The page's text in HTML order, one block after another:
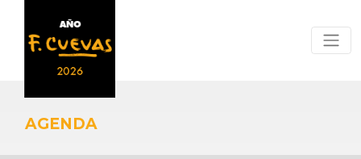
AGENDA